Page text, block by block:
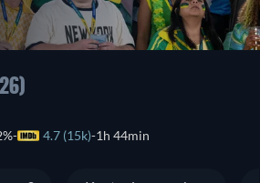
4.7 (15k) 1h 44min